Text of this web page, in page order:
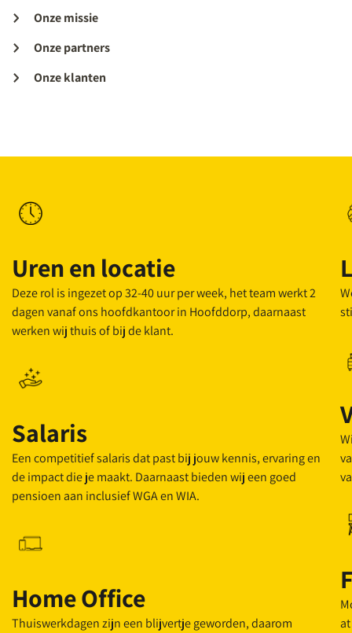
Onze missie
Onze partners
Onze klanten
Uren en locatie
Deze rol is ingezet op 32-40 uur per week, het team werkt 2
dagen vanaf ons hoofdkantoor in Hoofddorp, daarnaast
werken wij thuis of bij de klant.
Salaris
Een competitief salaris dat past bij jouw kennis, ervaring en
de impact die je maakt. Daarnaast bieden wij een goed
pensioen aan inclusief WGA en WIA.
Home Office
Thuiswerkdagen zijn een blijvertje geworden, daarom